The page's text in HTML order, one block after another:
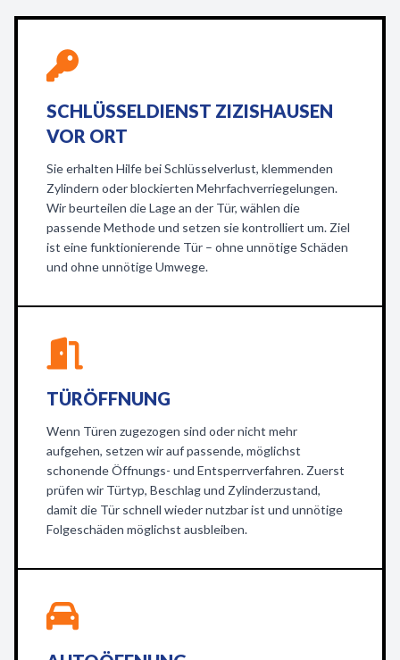
SCHLÜSSELDIENST ZIZISHAUSEN
VOR ORT
Sie erhalten Hilfe bei Schlüsselverlust, klemmenden
Zylindern oder blockierten Mehrfachverriegelungen.
Wir beurteilen die Lage an der Tür, wählen die
passende Methode und setzen sie kontrolliert um. Ziel
ist eine funktionierende Tür – ohne unnötige Schäden
und ohne unnötige Umwege.
TÜRÖFFNUNG
Wenn Türen zugezogen sind oder nicht mehr
aufgehen, setzen wir auf passende, möglichst
schonende Öffnungs- und Entsperrverfahren. Zuerst
prüfen wir Türtyp, Beschlag und Zylinderzustand,
damit die Tür schnell wieder nutzbar ist und unnötige
Folgeschäden möglichst ausbleiben.